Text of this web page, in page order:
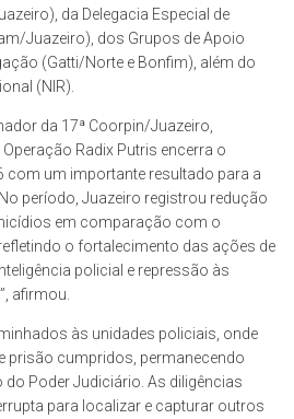
da Delegacia Especial de
Juazeiro), dos Grupos de Apoio
(Gatti/Norte e Bonfim), além do
(NIR).
da 17ª Coorpin/Juazeiro,
Radix Putris encerra o
com um importante resultado para a
período, Juazeiro registrou redução
em comparação com o
o fortalecimento das ações de
policial e repressão às
afirmou.
às unidades policiais, onde
prisão cumpridos, permanecendo
Poder Judiciário. As diligências
para localizar e capturar outros